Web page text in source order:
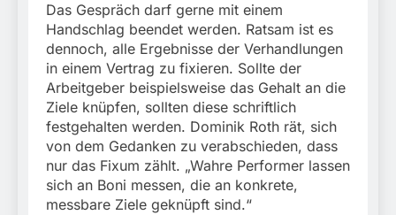
Das Gespräch darf gerne mit einem
Handschlag beendet werden. Ratsam ist es
dennoch, alle Ergebnisse der Verhandlungen
in einem Vertrag zu fixieren. Sollte der
Arbeitgeber beispielsweise das Gehalt an die
Ziele knüpfen, sollten diese schriftlich
festgehalten werden. Dominik Roth rät, sich
von dem Gedanken zu verabschieden, dass
nur das Fixum zählt. „Wahre Performer lassen
sich an Boni messen, die an konkrete,
messbare Ziele geknüpft sind.“